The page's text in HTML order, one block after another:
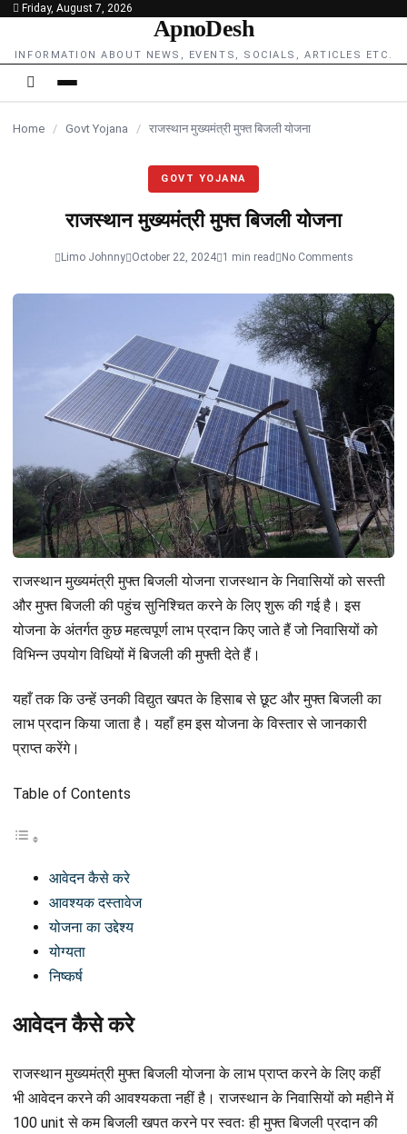
content
Friday, August 7, 2026
ApnoDesh
INFORMATION ABOUT NEWS, EVENTS, SOCIALS, ARTICLES ETC.
Home / Govt Yojana / राजस्थान मुख्यमंत्री मुफ्त बिजली योजना
GOVT YOJANA
राजस्थान मुख्यमंत्री मुफ्त बिजली योजना
Limo Johnny October 22, 2024 1 min read No Comments
राजस्थान मुख्यमंत्री मुफ्त बिजली योजना राजस्थान के निवासियों को सस्ती
और मुफ्त बिजली की पहुंच सुनिश्चित करने के लिए शुरू की गई है। इस
योजना के अंतर्गत कुछ महत्वपूर्ण लाभ प्रदान किए जाते हैं जो निवासियों को
विभिन्न उपयोग विधियों में बिजली की मुफ्ती देते हैं।
यहाँ तक कि उन्हें उनकी विद्युत खपत के हिसाब से छूट और मुफ्त बिजली का
लाभ प्रदान किया जाता है। यहाँ हम इस योजना के विस्तार से जानकारी
प्राप्त करेंगे।
Table of Contents
आवेदन कैसे करे
आवश्यक दस्तावेज
योजना का उद्देश्य
योग्यता
निष्कर्ष
आवेदन कैसे करे
राजस्थान मुख्यमंत्री मुफ्त बिजली योजना के लाभ प्राप्त करने के लिए कहीं
भी आवेदन करने की आवश्यकता नहीं है। राजस्थान के निवासियों को महीने में
100 unit से कम बिजली खपत करने पर स्वतः ही मुफ्त बिजली प्रदान की